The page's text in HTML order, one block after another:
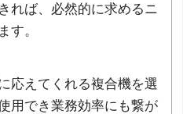
れば、必然的に求めるニ
す。
応えてくれる複合機を選
用でき業務効率にも繋が